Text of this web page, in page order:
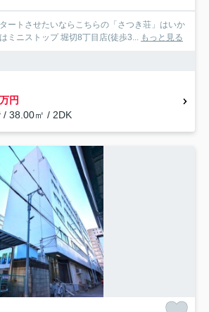
ートさせたいならこちらの「さつき荘」はいか
ミニストップ 堀切8丁目店(徒歩3...
もっと見る
円
/ 38.00㎡ / 2DK